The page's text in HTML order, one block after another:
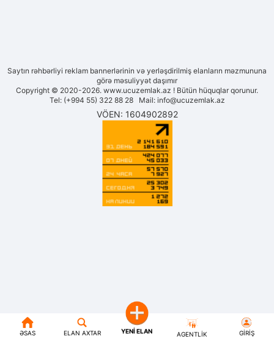
ƏSAS ELAN AXTAR YENI ELAN AGENTLIK GIRIŞ
Saytın rəhbərliyi reklam bannerlərinin və yerləşdirilmiş elanların məzmununa
görə məsuliyyət daşımır
Copyright © 2020-2026. www.ucuzemlak.az ! Bütün hüquqlar qorunur.
Tel: (+994 55) 322 88 28 Mail: info@ucuzemlak.az
VÖEN: 1604902892